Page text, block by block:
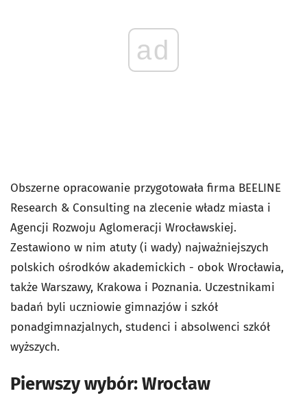
ad
Obszerne opracowanie przygotowała firma BEELINE
Research & Consulting na zlecenie władz miasta i
Agencji Rozwoju Aglomeracji Wrocławskiej.
Zestawiono w nim atuty (i wady) najważniejszych
polskich ośrodków akademickich - obok Wrocławia,
także Warszawy, Krakowa i Poznania. Uczestnikami
badań byli uczniowie gimnazjów i szkół
ponadgimnazjalnych, studenci i absolwenci szkół
wyższych.
Pierwszy wybór: Wrocław